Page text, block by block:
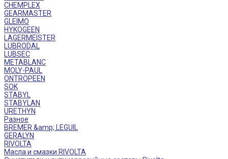
CHEMPLEX
GEARMASTER
GLEIMO
HYKOGEEN
LAGERMEISTER
LUBRODAL
LUBSEC
METABLANC
MOLY-PAUL
ONTROPEEN
SOK
STABYL
STABYLAN
URETHYN
Разное
BREMER &amp; LEGUIL
GERALYN
RIVOLTA
Масла и смазки RIVOLTA